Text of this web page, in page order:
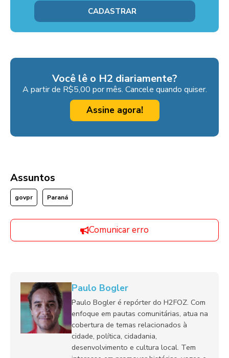
Você lê o H2 diariamente?
A partir de R$5,00 por mês. Cancele quando quiser.
Assine agora!
Assuntos
govpr Paraná
Comunicar erro
Paulo Bogler
Paulo Bogler é repórter do H2FOZ. Com
enfoque em pautas comunitárias, atua na
cobertura de temas relacionados à
cidade, política, cidadania,
desenvolvimento e cultura local. Tem